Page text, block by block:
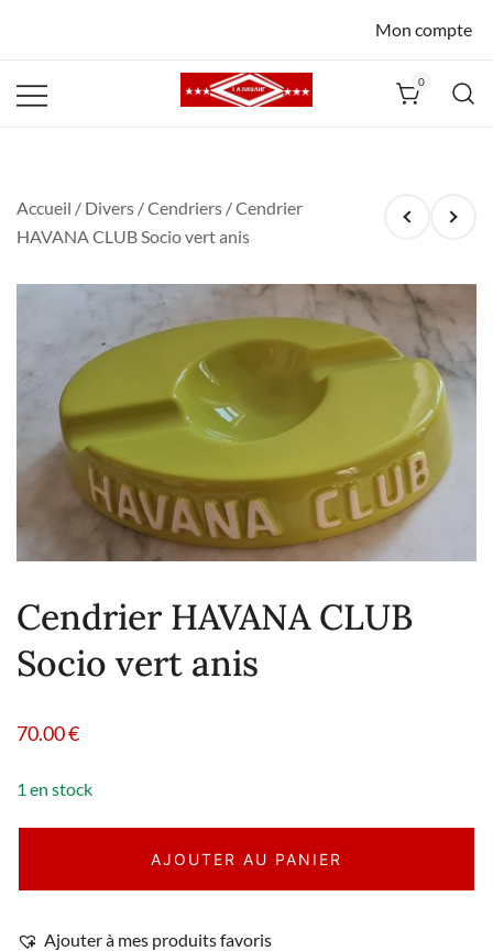
Mon compte
0
Accueil / Divers /Cendriers / Cendrier
HAVANA CLUB Socio vert anis
Cendrier HAVANA CLUB
Socio vert anis
70.00€
1 en stock
AJOUTER AU PANIER
Ajouter à mes produits favoris